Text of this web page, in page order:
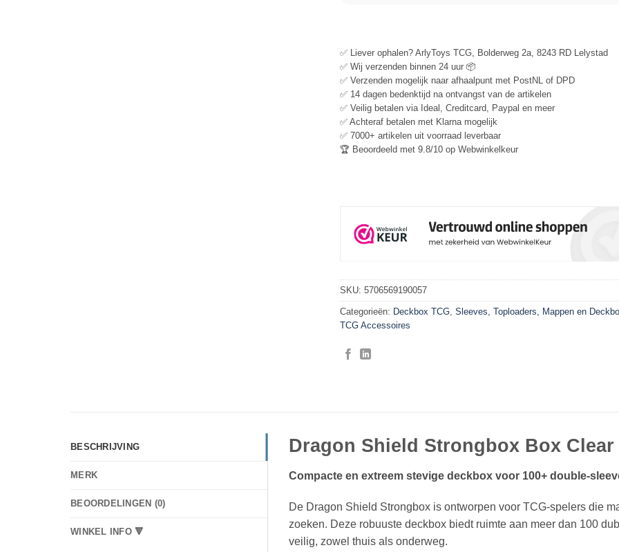
✅ Liever ophalen? ArlyToys TCG, Bolderweg 2a, 8243 RD Lelystad
✅ Wij verzenden binnen 24 uur 📦
✅ Verzenden mogelijk naar afhaalpunt met PostNL of DPD
✅ 14 dagen bedenktijd na ontvangst van de artikelen
✅ Veilig betalen via Ideal, Creditcard, Paypal en meer
✅ Achteraf betalen met Klarna mogelijk
✅ 7000+ artikelen uit voorraad leverbaar
🏆 Beoordeeld met 9.8/10 op Webwinkelkeur
SKU: 5706569190057
Categorieën: Deckbox TCG, Sleeves, Toploaders, Mappen en
TCG Accessoires
BESCHRIJVING
MERK
BEOORDELINGEN (0)
WINKEL INFO 🔻
Dragon Shield Strongbox Box
Compacte en extreem stevige deckbox voor 100+
De Dragon Shield Strongbox is ontworpen voor TCG‑spelers die
zoeken. Deze robuuste deckbox biedt ruimte aan meer dan 100
veilig, zowel thuis als onderweg.